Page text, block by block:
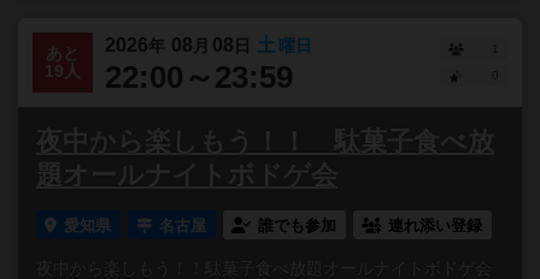
あと
19人
2026年 08 月 08 日 土 曜日
22:00～23:59
1
夜中から楽しもう！！ 駄菓子食べ放
題オールナイトボドゲ会
愛知県 名古屋 誰でも参加 連れ添い登録
夜中から楽しもう！！駄菓子食べ放題オールナイトボドゲ会